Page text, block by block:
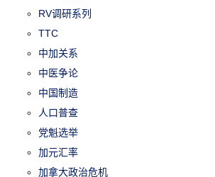
RV调研系列
TTC
中加关系
中医争论
中国制造
人口普查
党魁选举
加元汇率
加拿大政治危机